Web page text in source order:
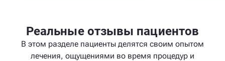
Реальные отзывы пациентов
В этом разделе пациенты делятся своим опытом
лечения, ощущениями во время процедур и